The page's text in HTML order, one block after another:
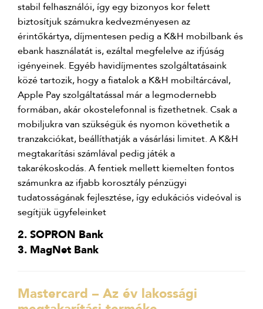
stabil felhasználói, így egy bizonyos kor felett
biztosítjuk számukra kedvezményesen az
érintőkártya, díjmentesen pedig a K&H mobilbank és
ebank használatát is, ezáltal megfelelve az ifjúság
igényeinek. Egyéb havidíjmentes szolgáltatásaink
közé tartozik, hogy a fiatalok a K&H mobiltárcával,
Apple Pay szolgáltatással már a legmodernebb
formában, akár okostelefonnal is fizethetnek. Csak a
mobiljukra van szükségük és nyomon követhetik a
tranzakciókat, beállíthatják a vásárlási limitet. A K&H
megtakarítási számlával pedig játék a
takarékoskodás. A fentiek mellett kiemelten fontos
számunkra az ifjabb korosztály pénzügyi
tudatosságának fejlesztése, így edukációs videóval is
segítjük ügyfeleinket
2. SOPRON Bank
3. MagNet Bank
Mastercard – Az év lakossági